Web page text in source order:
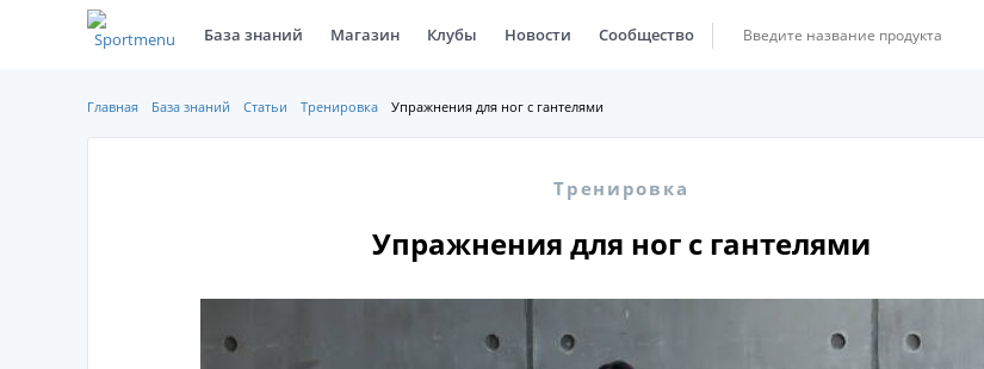
База знаний Магазин Клубы Новости Сообщество
Главная База знаний Статьи Тренировка Упражнения для ног с гантелями
Тренировка
Упражнения для ног с гантелями